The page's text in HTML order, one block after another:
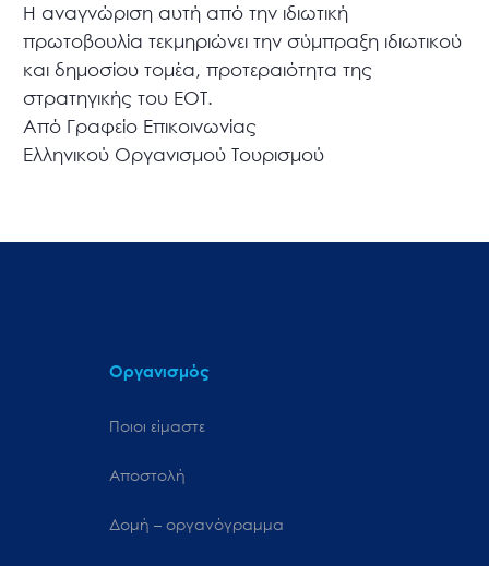
Η αναγνώριση αυτή από την ιδιωτική
πρωτοβουλία τεκμηριώνει την σύμπραξη ιδιωτικού
και δημοσίου τομέα, προτεραιότητα της
στρατηγικής του ΕΟΤ.
Από Γραφείο Επικοινωνίας
Ελληνικού Οργανισμού Τουρισμού
Οργανισμός
Ποιοι είμαστε
Αποστολή
Δομή – οργανόγραμμα